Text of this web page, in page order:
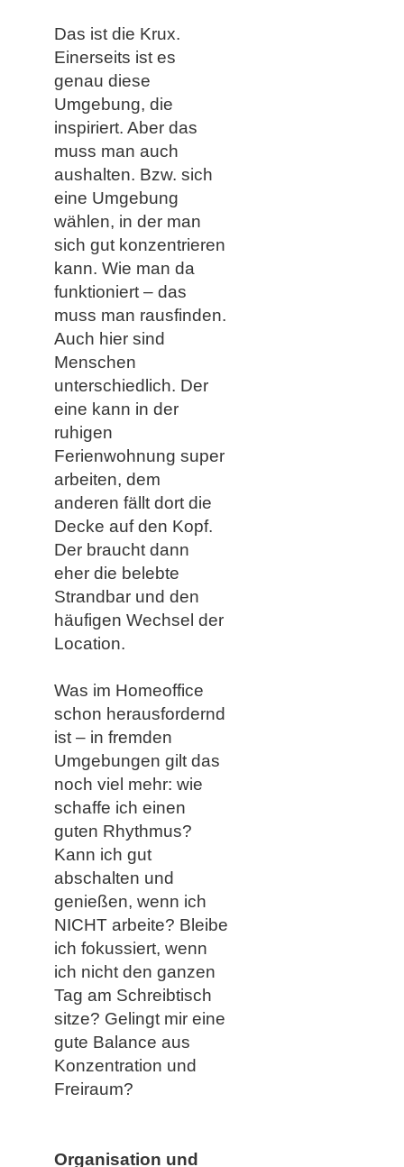
Das ist die Krux.
Einerseits ist es
genau diese
Umgebung, die
inspiriert. Aber das
muss man auch
aushalten. Bzw. sich
eine Umgebung
wählen, in der man
sich gut konzentrieren
kann. Wie man da
funktioniert – das
muss man rausfinden.
Auch hier sind
Menschen
unterschiedlich. Der
eine kann in der
ruhigen
Ferienwohnung super
arbeiten, dem
anderen fällt dort die
Decke auf den Kopf.
Der braucht dann
eher die belebte
Strandbar und den
häufigen Wechsel der
Location.
Was im Homeoffice
schon herausfordernd
ist – in fremden
Umgebungen gilt das
noch viel mehr: wie
schaffe ich einen
guten Rhythmus?
Kann ich gut
abschalten und
genießen, wenn ich
NICHT arbeite? Bleibe
ich fokussiert, wenn
ich nicht den ganzen
Tag am Schreibtisch
sitze? Gelingt mir eine
gute Balance aus
Konzentration und
Freiraum?
Organisation und